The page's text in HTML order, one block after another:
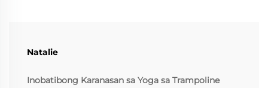
Natalie
Inobatibong Karanasan sa Yoga sa Trampoline